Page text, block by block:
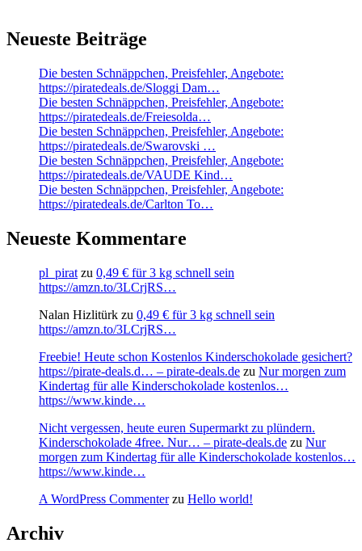
Neueste Beiträge
Die besten Schnäppchen, Preisfehler, Angebote:
https://piratedeals.de/Sloggi Dam…
Die besten Schnäppchen, Preisfehler, Angebote:
https://piratedeals.de/Freiesolda…
Die besten Schnäppchen, Preisfehler, Angebote:
https://piratedeals.de/Swarovski …
Die besten Schnäppchen, Preisfehler, Angebote:
https://piratedeals.de/VAUDE Kind…
Die besten Schnäppchen, Preisfehler, Angebote:
https://piratedeals.de/Carlton To…
Neueste Kommentare
pl_pirat zu 0,49 € für 3 kg schnell sein
https://amzn.to/3LCrjRS…
Nalan Hizlitürk zu 0,49 € für 3 kg schnell sein
https://amzn.to/3LCrjRS…
Freebie! Heute schon Kostenlos Kinderschokolade gesichert?
https://pirate-deals.d… – pirate-deals.de zu Nur morgen zum
Kindertag für alle Kinderschokolade kostenlos…
https://www.kinde…
Nicht vergessen, heute euren Supermarkt zu plündern.
Kinderschokolade 4free. Nur… – pirate-deals.de zu Nur
morgen zum Kindertag für alle Kinderschokolade kostenlos…
https://www.kinde…
A WordPress Commenterzu Hello world!
Archiv